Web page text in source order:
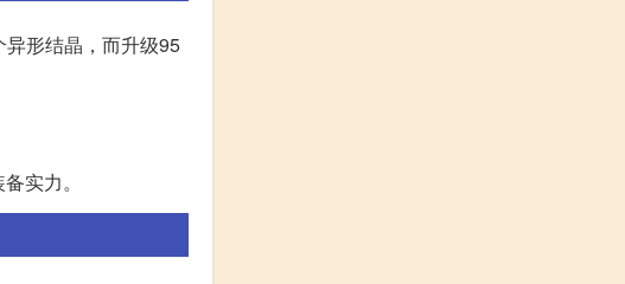
形结晶，而升级95
实力。